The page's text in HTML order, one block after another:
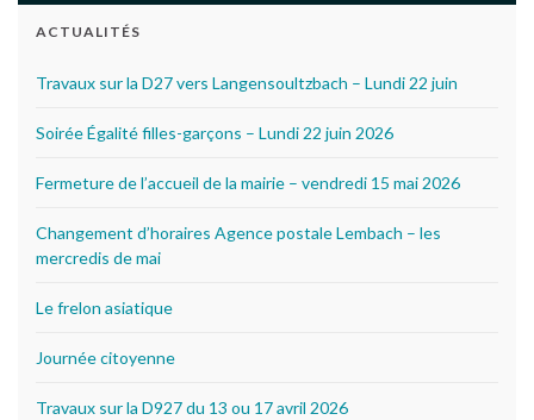
ACTUALITÉS
Travaux sur la D27 vers Langensoultzbach – Lundi 22 juin
Soirée Égalité filles-garçons – Lundi 22 juin 2026
Fermeture de l’accueil de la mairie – vendredi 15 mai 2026
Changement d’horaires Agence postale Lembach – les
mercredis de mai
Le frelon asiatique
Journée citoyenne
Travaux sur la D927 du 13 ou 17 avril 2026